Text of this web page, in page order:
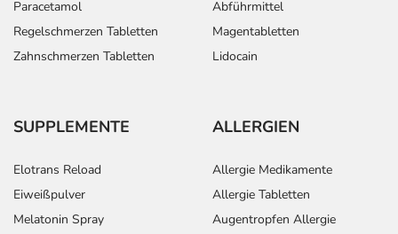
Paracetamol
Regelschmerzen Tabletten
Zahnschmerzen Tabletten
Abführmittel
Magentabletten
Lidocain
SUPPLEMENTE
Elotrans Reload
Eiweißpulver
Melatonin Spray
ALLERGIEN
Allergie Medikamente
Allergie Tabletten
Augentropfen Allergie